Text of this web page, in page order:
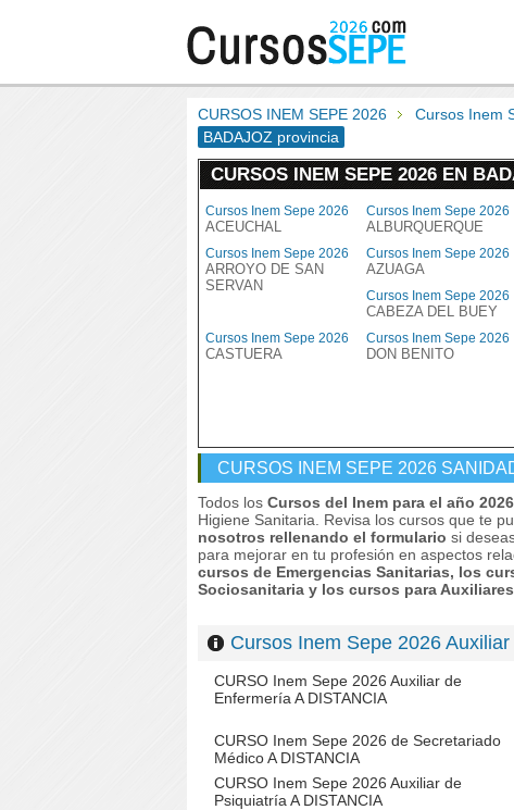
CURSOS INEM SEPE 2026
Cursos Inem
BADAJOZ provincia
CURSOS INEM SEPE 2026 EN
Cursos Inem Sepe 2026
ACEUCHAL
Cursos Inem Sepe 2026
ALBURQUERQUE
Cursos Inem Sepe 2026
ARROYO DE SAN
SERVAN
Cursos Inem Sepe 2026
AZUAGA
Cursos Inem Sepe 2026
CABEZA DEL BUEY
Cursos Inem Sepe 2026
CASTUERA
Cursos Inem Sepe 2026
DON BENITO
CURSOS INEM SEPE 2026
Todos los Cursos del Inem para el año 2026
Higiene Sanitaria. Revisa los cursos que te
nosotros rellenando el formulario si
para mejorar en tu profesión en aspectos
cursos de Emergencias Sanitarias, los
Sociosanitaria y los cursos para
Cursos Inem Sepe 2026
CURSO Inem Sepe 2026 Auxiliar de
Enfermería A DISTANCIA
CURSO Inem Sepe 2026 de Secretariado
Médico A DISTANCIA
CURSO Inem Sepe 2026 Auxiliar de
Psiquiatría A DISTANCIA